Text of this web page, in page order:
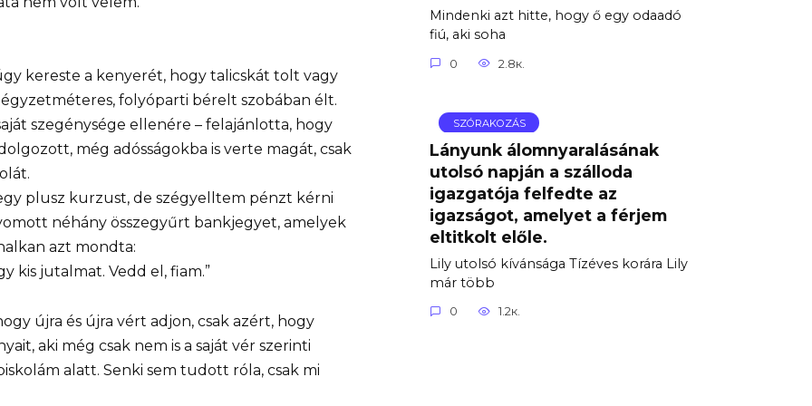
kereste a kenyerét, hogy talicskát tolt vagy
folyóparti bérelt szobában élt.
szegénysége ellenére – felajánlotta, hogy
még adósságokba is verte magát, csak
plusz kurzust, de szégyelltem pénzt kérni
néhány összegyűrt bankjegyet, amelyek
azt mondta:
kis jutalmat. Vedd el, fiam.”
újra és újra vért adjon, csak azért, hogy
aki még csak nem is a saját vér szerinti
alatt. Senki sem tudott róla, csak mi
Mindenki azt hitte, hogy ő egy odaadó
fiú, aki soha
0 2.8к.
SZÓRAKOZÁS
Lányunk álomnyaralásának
utolsó napján a szálloda
igazgatója felfedte az
igazságot, amelyet a férjem
eltitkolt előle.
Lily utolsó kívánsága Tízéves korára Lily
már több
0 1.2к.